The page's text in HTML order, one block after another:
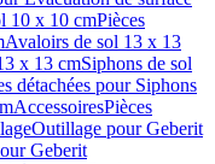
10 x 10 cmPièces
Avaloirs de sol 13 x 13
x 13 cmSiphons de sol
détachées pour Siphons
AccessoiresPièces
Outillage pour Geberit
Geberit